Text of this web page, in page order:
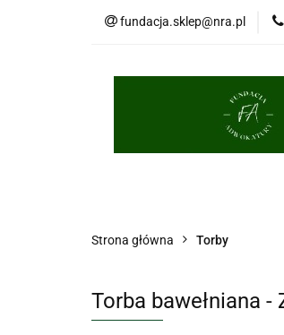
fundacja.sklep@nra.pl
Strona główna Torby
Torba bawełniana